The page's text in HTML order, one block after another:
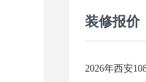
装修报价